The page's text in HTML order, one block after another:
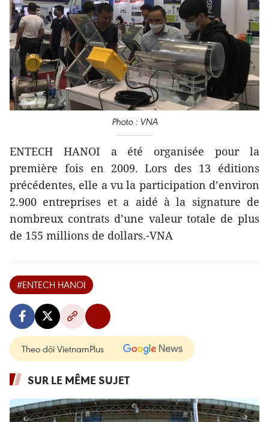
Photo : VNA
ENTECH HANOI a été organisée pour la
première fois en 2009. Lors des 13 éditions
précédentes, elle a vu la participation d’environ
2.900 entreprises et a aidé à la signature de
nombreux contrats d’une valeur totale de plus
de 155 millions de dollars.-VNA
#ENTECH HANOI
Theo dõi VietnamPlus
SUR LE MÊME SUJET